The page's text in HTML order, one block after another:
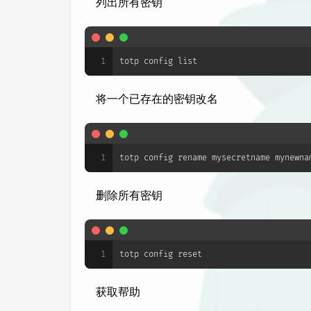
列出所有密钥
1 totp config list
将一个已存在的密钥改名
1 totp config rename mysecretname
删除所有密钥
1 totp config reset
获取帮助